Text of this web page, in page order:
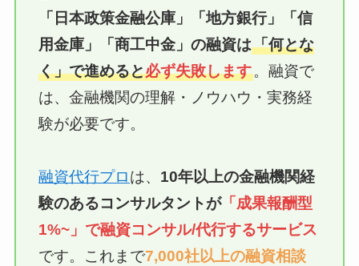
「日本政策金融公庫」「地方銀行」「信
用金庫」
「商工中金」の融資は「何とな
く」で進めると必ず失敗します。融資で
は、金融機関の理解・ノウハウ・実務経
験が必要です。
融資代行プロは、 10年以上の金融機関経
験のあるコンサルタントが「成果報酬型
1%~」で融資コンサル/代行するサービス
です。これまで7,000社以上の融資相談